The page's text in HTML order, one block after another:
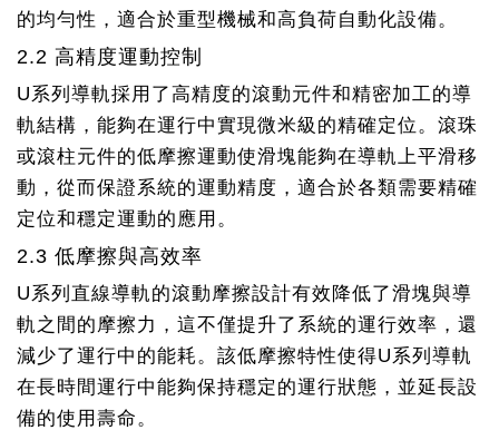
的均勻性，適合於重型機械和高負荷自動化設備。
2.2 高精度運動控制
U系列導軌採用了高精度的滾動元件和精密加工的導
軌結構，能夠在運行中實現微米級的精確定位。滾珠
或滾柱元件的低摩擦運動使滑塊能夠在導軌上平滑移
動，從而保證系統的運動精度，適合於各類需要精確
定位和穩定運動的應用。
2.3 低摩擦與高效率
U系列直線導軌的滾動摩擦設計有效降低了滑塊與導
軌之間的摩擦力，這不僅提升了系統的運行效率，還
減少了運行中的能耗。該低摩擦特性使得U系列導軌
在長時間運行中能夠保持穩定的運行狀態，並延長設
備的使用壽命。